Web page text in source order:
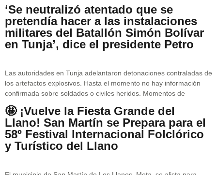
‘Se neutralizó atentado que se
pretendía hacer a las instalaciones
militares del Batallón Simón Bolívar
en Tunja’, dice el presidente Petro
Las autoridades en Tunja adelantaron detonaciones contraladas de
los artefactos explosivos. Hasta el momento no hay información
confirmada sobre soldados o civiles heridos. Momentos de
🤩 ¡Vuelve la Fiesta Grande del
Llano! San Martín se Prepara para el
58º Festival Internacional Folclórico
y Turístico del Llano